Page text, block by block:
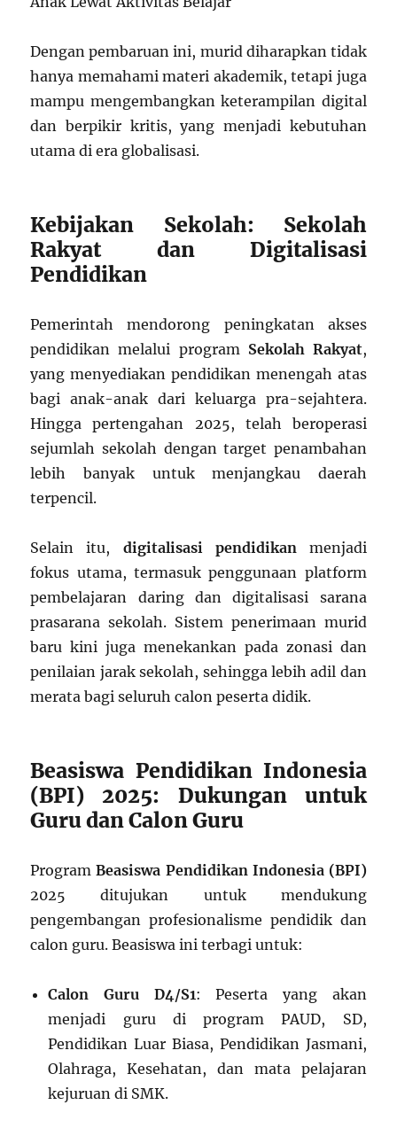
Dengan pembaruan ini, murid diharapkan tidak
hanya memahami materi akademik, tetapi juga
mampu mengembangkan keterampilan digital
dan berpikir kritis, yang menjadi kebutuhan
utama di era globalisasi.
Kebijakan Sekolah: Sekolah
Rakyat dan Digitalisasi
Pendidikan
Pemerintah mendorong peningkatan akses
pendidikan melalui program Sekolah Rakyat,
yang menyediakan pendidikan menengah atas
bagi anak-anak dari keluarga pra-sejahtera.
Hingga pertengahan 2025, telah beroperasi
sejumlah sekolah dengan target penambahan
lebih banyak untuk menjangkau daerah
terpencil.
Selain itu, digitalisasi pendidikanmenjadi
fokus utama, termasuk penggunaan platform
pembelajaran daring dan digitalisasi sarana
prasarana sekolah. Sistem penerimaan murid
baru kini juga menekankan pada zonasi dan
penilaian jarak sekolah, sehingga lebih adil dan
merata bagi seluruh calon peserta didik.
Beasiswa Pendidikan Indonesia
(BPI) 2025: Dukungan untuk
Guru dan Calon Guru
ProgramBeasiswa Pendidikan Indonesia (BPI)
2025 ditujukan untuk mendukung
pengembangan profesionalisme pendidik dan
calon guru. Beasiswa ini terbagi untuk:
Calon Guru D4/S1: Peserta yang akan
menjadi guru di program PAUD, SD,
Pendidikan Luar Biasa, Pendidikan Jasmani,
Olahraga, Kesehatan, dan mata pelajaran
kejuruan di SMK.